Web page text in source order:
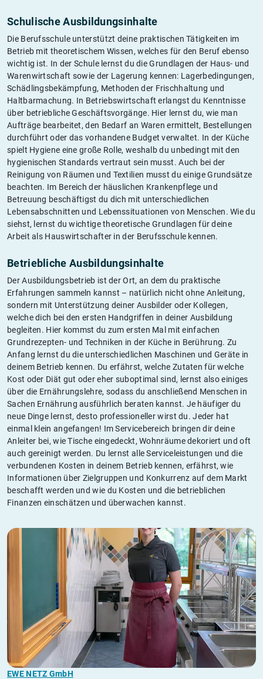
Schulische Ausbildungsinhalte
Die Berufsschule unterstützt deine praktischen Tätigkeiten im
Betrieb mit theoretischem Wissen, welches für den Beruf ebenso
wichtig ist. In der Schule lernst du die Grundlagen der Haus- und
Warenwirtschaft sowie der Lagerung kennen: Lagerbedingungen,
Schädlingsbekämpfung, Methoden der Frischhaltung und
Haltbarmachung. In Betriebswirtschaft erlangst du Kenntnisse
über betriebliche Geschäftsvorgänge. Hier lernst du, wie man
Aufträge bearbeitet, den Bedarf an Waren ermittelt, Bestellungen
durchführt oder das vorhandene Budget verwaltet. In der Küche
spielt Hygiene eine große Rolle, weshalb du unbedingt mit den
hygienischen Standards vertraut sein musst. Auch bei der
Reinigung von Räumen und Textilien musst du einige Grundsätze
beachten. Im Bereich der häuslichen Krankenpflege und
Betreuung beschäftigst du dich mit unterschiedlichen
Lebensabschnitten und Lebenssituationen von Menschen. Wie du
siehst, lernst du wichtige theoretische Grundlagen für deine
Arbeit als Hauswirtschafter in der Berufsschule kennen.
Betriebliche Ausbildungsinhalte
Der Ausbildungsbetrieb ist der Ort, an dem du praktische
Erfahrungen sammeln kannst – natürlich nicht ohne Anleitung,
sondern mit Unterstützung deiner Ausbilder oder Kollegen,
welche dich bei den ersten Handgriffen in deiner Ausbildung
begleiten. Hier kommst du zum ersten Mal mit einfachen
Grundrezepten- und Techniken in der Küche in Berührung. Zu
Anfang lernst du die unterschiedlichen Maschinen und Geräte in
deinem Betrieb kennen. Du erfährst, welche Zutaten für welche
Kost oder Diät gut oder eher suboptimal sind, lernst also einiges
über die Ernährungslehre, sodass du anschließend Menschen in
Sachen Ernährung ausführlich beraten kannst. Je häufiger du
neue Dinge lernst, desto professioneller wirst du. Jeder hat
einmal klein angefangen! Im Servicebereich bringen dir deine
Anleiter bei, wie Tische eingedeckt, Wohnräume dekoriert und oft
auch gereinigt werden. Du lernst alle Serviceleistungen und die
verbundenen Kosten in deinem Betrieb kennen, erfährst, wie
Informationen über Zielgruppen und Konkurrenz auf dem Markt
beschafft werden und wie du Kosten und die betrieblichen
Finanzen einschätzen und überwachen kannst.
EWE NETZ GmbH